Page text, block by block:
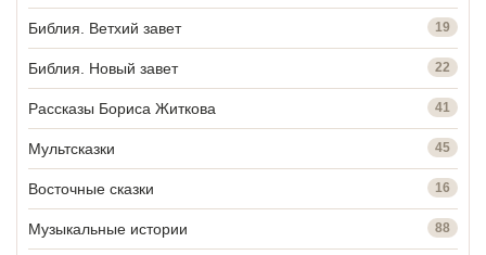
Библия. Ветхий завет 19
Библия. Новый завет 22
Рассказы Бориса Житкова 41
Мультсказки 45
Восточные сказки 16
Музыкальные истории 88